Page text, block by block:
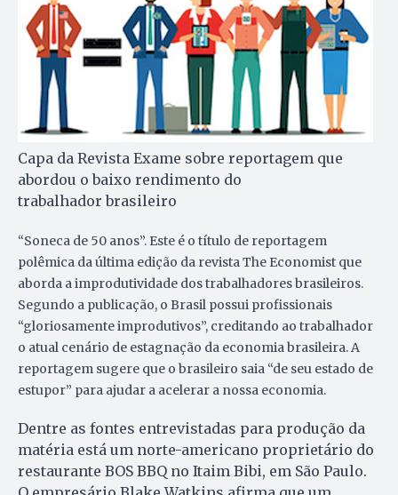
Capa da Revista Exame sobre reportagem que
abordou o baixo rendimento do
trabalhador brasileiro
“Soneca de 50 anos”. Este é o título de reportagem
polêmica da última edição da revista The Economist que
aborda a improdutividade dos trabalhadores brasileiros.
Segundo a publicação, o Brasil possui profissionais
“gloriosamente improdutivos”, creditando ao trabalhador
o atual cenário de estagnação da economia brasileira. A
reportagem sugere que o brasileiro saia “de seu estado de
estupor” para ajudar a acelerar a nossa economia.
Dentre as fontes entrevistadas para produção da
matéria está um norte-americano proprietário do
restaurante BOS BBQ no Itaim Bibi, em São Paulo.